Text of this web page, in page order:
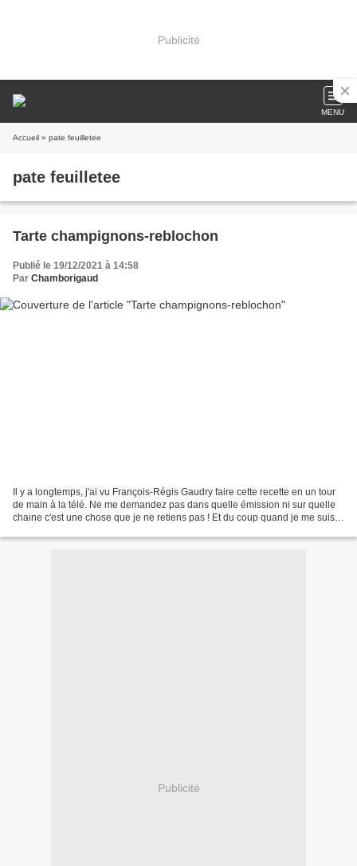
Publicité
MENU
Accueil » pate feuilletee
pate feuilletee
Tarte champignons-reblochon
Publié le 19/12/2021 à 14:58
Par Chamborigaud
Il y a longtemps, j'ai vu François-Régis Gaudry faire cette recette en un tour
de main à la télé. Ne me demandez pas dans quelle émission ni sur quelle
chaine c'est une chose que je ne retiens pas ! Et du coup quand je me suis
Publicité